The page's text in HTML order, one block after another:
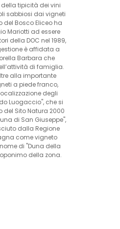
tipicità dei vini
sabbiosi dai vigneti
del Bosco Eliceo ha
Mariotti ad essere
della DOC nel 1989,
è affidata a
Barbara che
di famiglia.
alla importante
a piede franco,
degli
Luogaccio", che si
del Sito Natura 2000
di San Giuseppe",
dalla Regione
come vigneto
di "Duna della
della zona.